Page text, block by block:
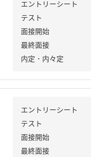
エントリーシート
テスト
面接開始
最終面接
内定・内々定
エントリーシート
テスト
面接開始
最終面接